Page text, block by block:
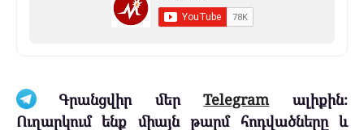
Գրանցվիր մերTelegramալիքին։
Ուղարկում ենք միայն թարմ հոդվածները և